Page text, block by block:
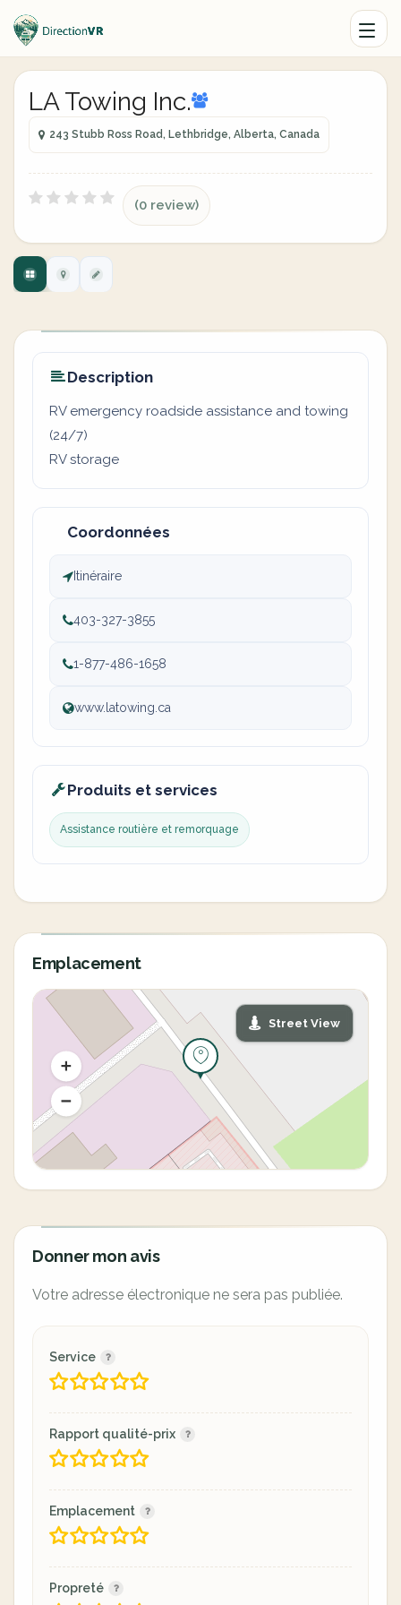
LA Towing Inc.
243 Stubb Ross Road, Lethbridge, Alberta, Canada
(0 review)
Description
RV emergency roadside assistance and towing
(24/7)
RV storage
Coordonnées
Itinéraire
403-327-3855
1-877-486-1658
www.latowing.ca
Produits et services
Assistance routière et remorquage
Emplacement
Street View
Donner mon avis
Votre adresse électronique ne sera pas publiée.
Service
Rapport qualité-prix
Emplacement
Propreté